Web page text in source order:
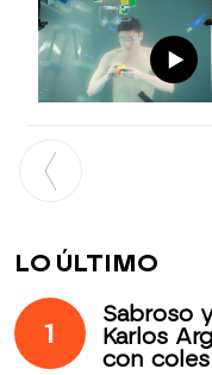
LO ÚLTIMO
1
Sabroso
Karlos
con